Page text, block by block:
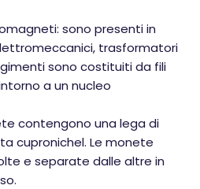
sono presenti in
trasformatori
sono costituiti da fili
a un nucleo
contengono una lega di
cupronichel. Le monete
e separate dalle altre in